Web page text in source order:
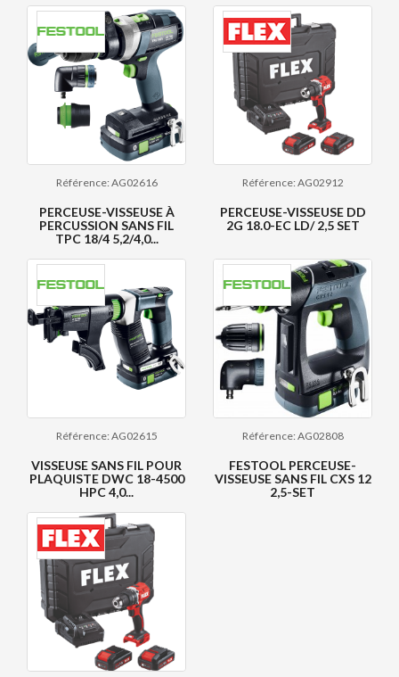
Référence: AG02616
PERCEUSE-VISSEUSE À
PERCUSSION SANS FIL
TPC 18/4 5,2/4,0...
Référence: AG02912
PERCEUSE-VISSEUSE DD
2G 18.0-EC LD/ 2,5 SET
Référence: AG02615
VISSEUSE SANS FIL POUR
PLAQUISTE DWC 18-4500
HPC 4,0...
Référence: AG02808
FESTOOL PERCEUSE-
VISSEUSE SANS FIL CXS 12
2,5-SET